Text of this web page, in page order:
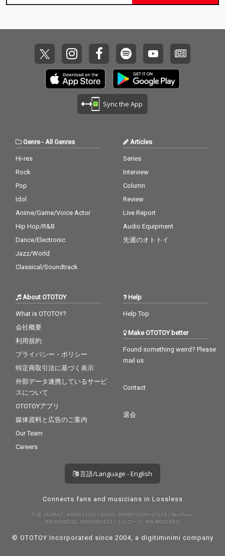
Sync the App
Genre- All Genres
Hi-res
Rock
Pop
Idol
Anime/Game/Voice Actor
Hip Hop/R&B
Dance/Electronic
Jazz/World
Classical/Soundtrack
Articles
Series
Interview
Column
Review
Live Report
Audio Equipment
先週のオトトイ
About OTOTOY
What is OTOTOY?
会社概要
利用規約
プライバシー・ポリシー
特定商取引法に基づく表示
外部データ連携しているサービ
スについて
OTOTOYアプリ
媒体資料と広告のご案内
Our Team
Careers
Help
Help Top
Make OTOTOY better
Found something weird? Please
mail us
Contact
退会
言語/Language - English
Connects fans and musicians in Lossless
許諾 JASRAC: 9008872001Y30005, 9008872005Y37019 / NexTone:
ID000000232, ID000000233 / エルマーク: RIAJ80023001
© OTOTOY Incorporated since 2004, a digitiminimi company